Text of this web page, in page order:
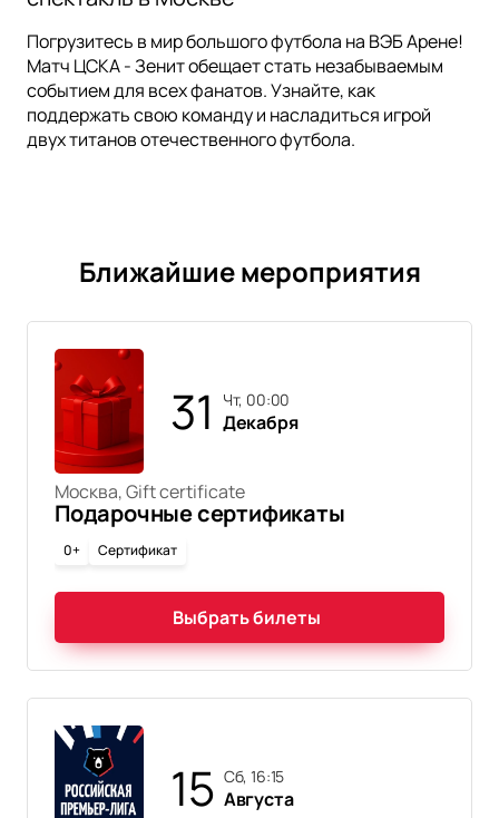
Погрузитесь в мир большого футбола на ВЭБ Арене!
Матч ЦСКА - Зенит обещает стать незабываемым
событием для всех фанатов. Узнайте, как
поддержать свою команду и насладиться игрой
двух титанов отечественного футбола.
Ближайшие мероприятия
31 чт, 00:00
Декабря
Москва, Gift certificate
Подарочные сертификаты
0+ Сертификат
Выбрать билеты
15 сб, 16:15
Августа